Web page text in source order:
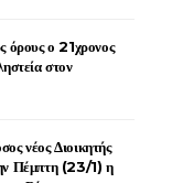
όρους ο 21χρονος
στον
νέος Διοικητής
Πέμπτη (23/1) η